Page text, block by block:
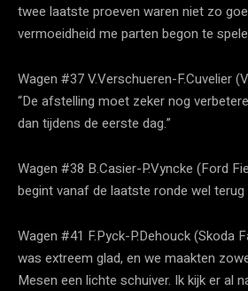
twee laatste proeven waren niet zo
vermoeidheid me parten begon te
Wagen #37 V.Verschueren-F.Cuvelier
“De afstelling moet zeker nog
dan tijdens de eerste dag.”
Wagen #38 B.Casier-P.Vyncke (Ford
begint vanaf de laatste ronde wel terug
Wagen #41 F.Pyck-P.Dehouck (Skoda
was extreem glad, en we maakten
Mesen een lichte schuiver. Ik kijk er al